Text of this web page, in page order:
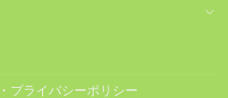
プライバシーポリシー